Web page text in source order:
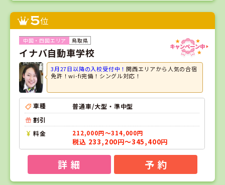
5位
鳥取県
イナバ自動車学校
3月27日以降の入校受付中！関西エリアから人気の合宿
免許！wi-fi完備！シングル対応！
車種
普通車/大型・準中型
割引
料金
212,000円～314,000円
税込 233,200円～345,400円
詳 細 予 約